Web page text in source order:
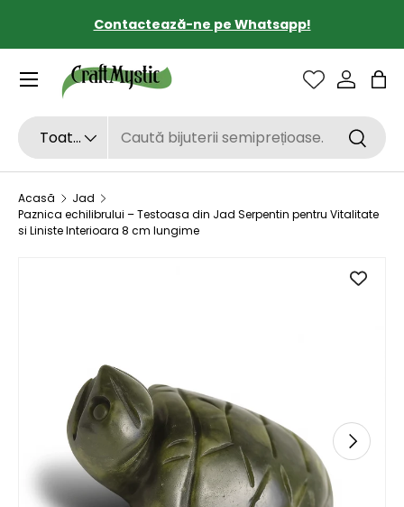
SARI LA CONȚINUT
Contactează-ne pe Whatsapp!
Căutare
Tipul de produs
Toate
Sac
Acasă
Jad
Paznica echilibrului – Testoasa din Jad Serpentin pentru Vitalitate
si Liniste Interioara 8 cm lungime